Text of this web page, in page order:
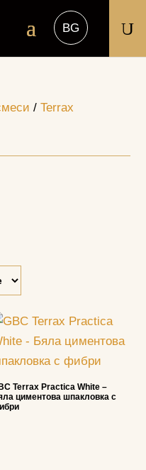
U
/Terrax
Terrax Practica White –
циментова шпакловка с